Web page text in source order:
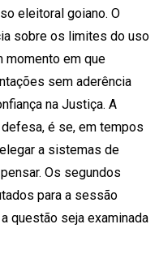
eleitoral goiano. O
sobre os limites do uso
momento em que
sem aderência
na Justiça. A
é se, em tempos
a sistemas de
Os segundos
para a sessão
questão seja examinada